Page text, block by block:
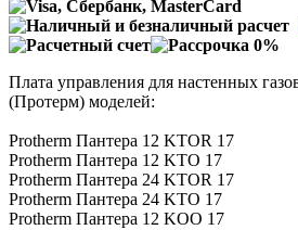
Плата управления для настенных
(Протерм) моделей:
Protherm Пантера 12 KTOR 17
Protherm Пантера 12 KTO 17
Protherm Пантера 24 KTOR 17
Protherm Пантера 24 KTO 17
Protherm Пантера 12 KOO 17